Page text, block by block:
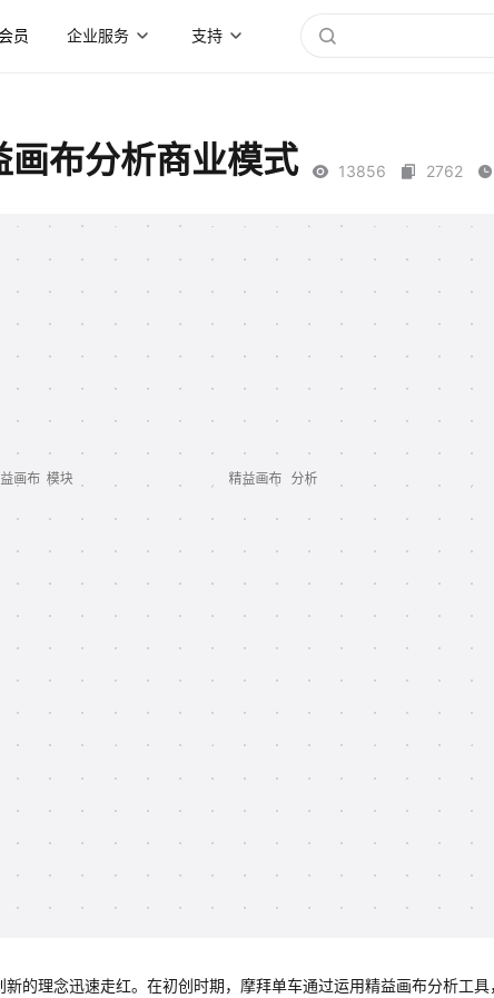
员 企业服务 支持
布分析商业模式 13856 2762
的理念迅速走红。在初创时期，摩拜单车通过运用精益画布分析工具